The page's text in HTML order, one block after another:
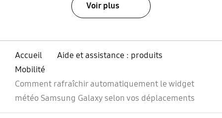
Voir plus
Accueil
Aide et assistance : produits
Mobilité
Comment rafraîchir automatiquement le widget
météo Samsung Galaxy selon vos déplacements